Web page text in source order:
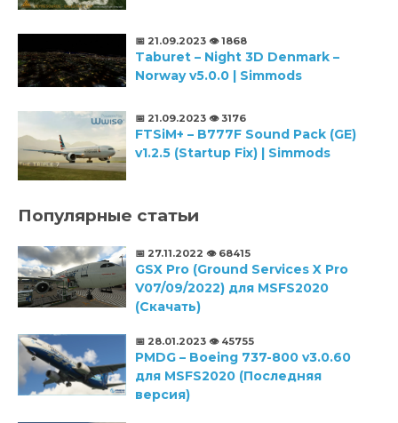
📅 21.09.2023 👁️ 1868
Taburet – Night 3D Denmark –
Norway v5.0.0 | Simmods
📅 21.09.2023 👁️ 3176
FTSiM+ – B777F Sound Pack (GE)
v1.2.5 (Startup Fix) | Simmods
Популярные статьи
📅 27.11.2022 👁️ 68415
GSX Pro (Ground Services X Pro
V07/09/2022) для MSFS2020
(Скачать)
📅 28.01.2023 👁️ 45755
PMDG – Boeing 737-800 v3.0.60
для MSFS2020 (Последняя
версия)